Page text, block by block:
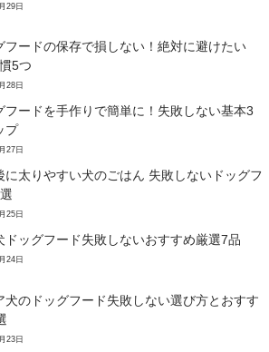
29日
フードの保存で損しない！絶対に避けたい
5つ
28日
フードを手作りで簡単に！失敗しない基本3
プ
27日
に太りやすい犬のごはん 失敗しないドッグフ
25日
ドッグフード失敗しないおすすめ厳選7品
24日
犬のドッグフード失敗しない選び方とおすす
23日